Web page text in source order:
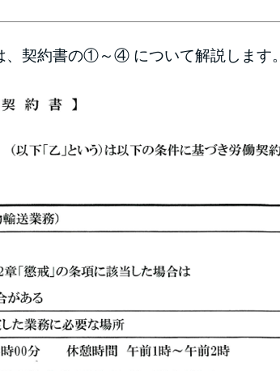
契約書の①～④ について解説します。